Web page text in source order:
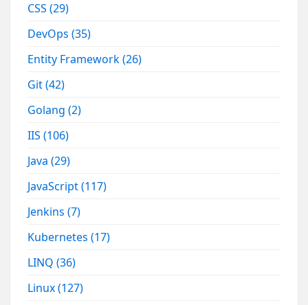
CSS(29)
DevOps(35)
Entity Framework(26)
Git(42)
Golang(2)
IIS(106)
Java(29)
JavaScript(117)
Jenkins(7)
Kubernetes(17)
LINQ(36)
Linux(127)